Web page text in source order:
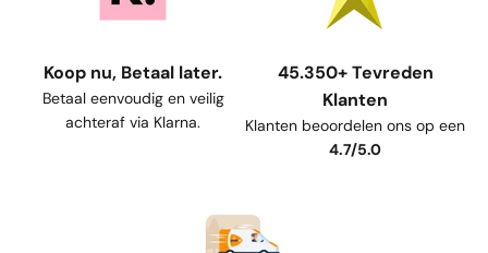
Koop nu, Betaal later.
Betaal eenvoudig en veilig
achteraf via Klarna.
45.350+ Tevreden
Klanten
Klanten beoordelen ons op een
4.7/5.0